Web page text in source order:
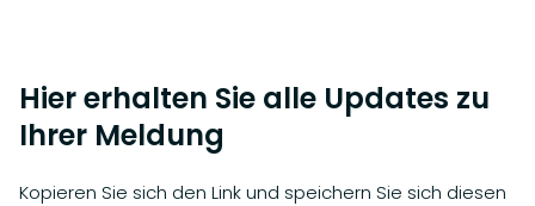
Hier erhalten Sie alle Updates zu
Ihrer Meldung
Kopieren Sie sich den Link und speichern Sie sich diesen